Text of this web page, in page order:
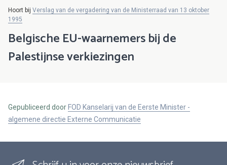
Hoort bij Verslag van de vergadering van de Ministerraad van 13 oktober
1995
Belgische EU-waarnemers bij de
Palestijnse verkiezingen
Gepubliceerd door FOD Kanselarij van de Eerste Minister -
algemene directie Externe Communicatie